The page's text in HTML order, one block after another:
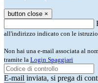
button close ×
all'indirizzo indicato con le
Non hai una e-mail associata al
tramite la Login Spaggiari
E-mail inviata, si prega di